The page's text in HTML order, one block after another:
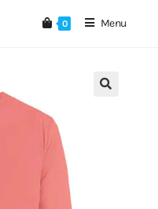
0 Menu